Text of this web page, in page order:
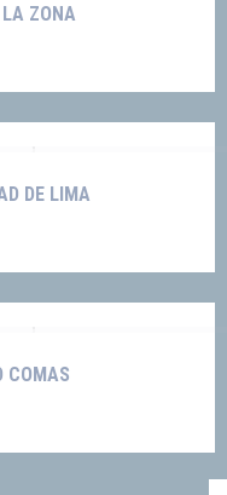
LA ZONA
DE LIMA
COMAS